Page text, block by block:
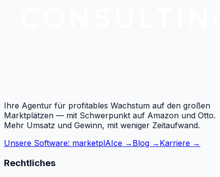
Ihre Agentur für profitables Wachstum auf den großen
Marktplätzen — mit Schwerpunkt auf Amazon und Otto.
Mehr Umsatz und Gewinn, mit weniger Zeitaufwand.
Unsere Software: marketplAIce → Blog → Karriere →
Rechtliches